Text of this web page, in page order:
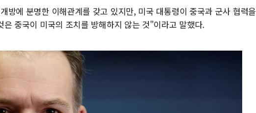
방에 분명한 이해관계를 갖고 있지만, 미국 대통령이 중국과 군사 협력을
중국이 미국의 조치를 방해하지 않는 것"이라고 말했다.